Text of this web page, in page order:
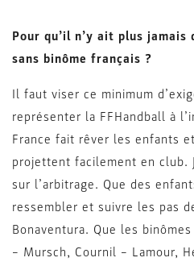
Pour qu’il n’y ait plus jamais
sans binôme français ?
Il faut viser ce minimum
représenter la FFHandball à
France fait rêver les enfants
projettent facilement en club.
sur l’arbitrage. Que des
ressembler et suivre les pas
Bonaventura. Que les
– Mursch, Cournil – Lamour,